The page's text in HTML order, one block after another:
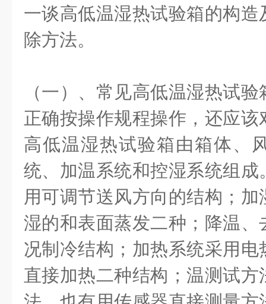
一谈高低温湿热试验箱的构
除方法。
（一）、常见高低温湿热试
正确按操作规程操作，还应
高低温湿热试验箱由箱体、
统、加温系统和控湿系统组
用可调节送风方向的结构；
湿的和表面蒸发二种；降温
况制冷结构；加热系统采用
直接加热二种结构；温测试